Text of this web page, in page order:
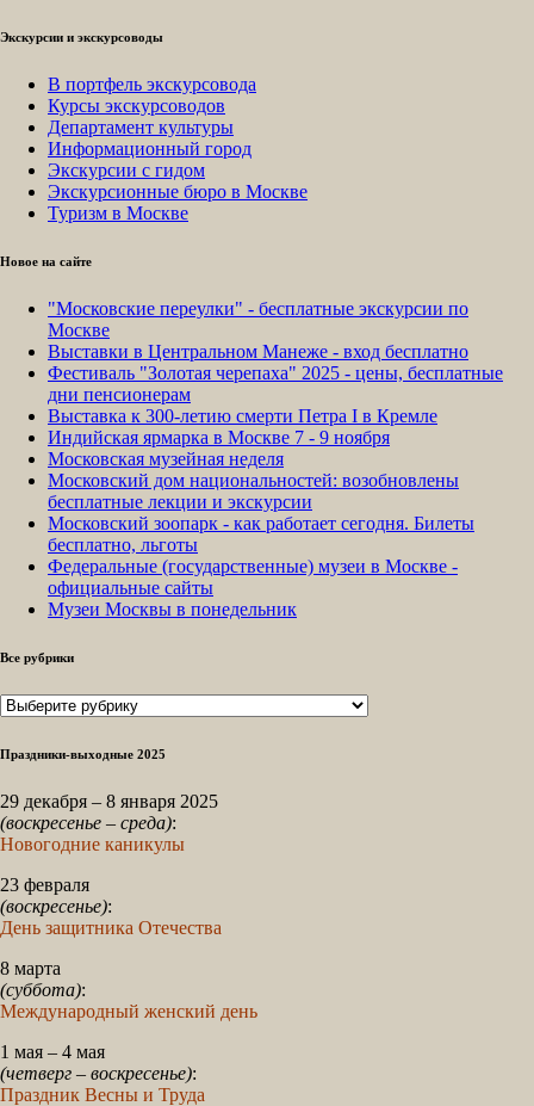
Экскурсии и экскурсоводы
В портфель экскурсовода
Курсы экскурсоводов
Департамент культуры
Информационный город
Экскурсии с гидом
Экскурсионные бюро в Москве
Туризм в Москве
Новое на сайте
"Московские переулки" - бесплатные экскурсии по
Москве
Выставки в Центральном Манеже - вход бесплатно
Фестиваль "Золотая черепаха" 2025 - цены, бесплатные
дни пенсионерам
Выставка к 300-летию смерти Петра I в Кремле
Индийская ярмарка в Москве 7 - 9 ноября
Московская музейная неделя
Московский дом национальностей: возобновлены
бесплатные лекции и экскурсии
Московский зоопарк - как работает сегодня. Билеты
бесплатно, льготы
Федеральные (государственные) музеи в Москве -
официальные сайты
Музеи Москвы в понедельник
Все рубрики
Все
Праздники-выходные 2025
29 декабря – 8 января 2025
(воскресенье – среда):
Новогодние каникулы
23 февраля
(воскресенье):
День защитника Отечества
8 марта
(суббота):
Международный женский день
1 мая – 4 мая
(четверг – воскресенье):
Праздник Весны и Труда